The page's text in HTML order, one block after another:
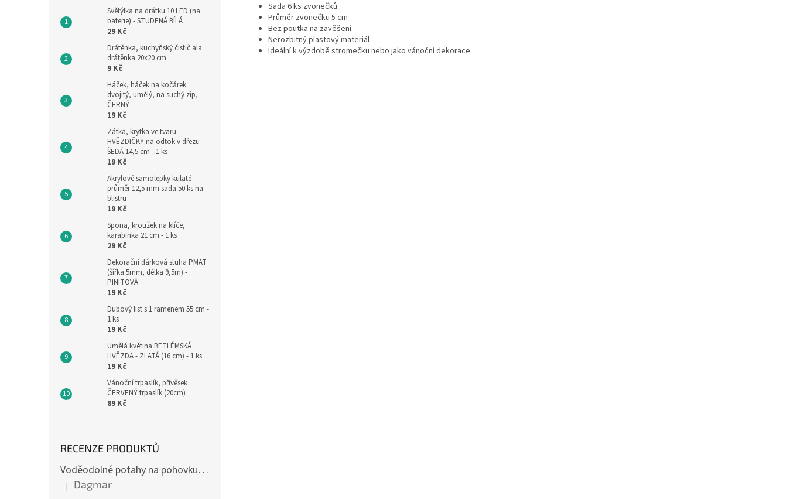
Světýlka na drátku 10 LED (na
baterie) - STUDENÁ BÍLÁ
29 Kč
Drátěnka, kuchyňský čistič ala
drátěnka 20x20 cm
9 Kč
Háček, háček na kočárek
dvojitý, umělý, na suchý zip,
ČERNÝ
19 Kč
Zátka, krytka ve tvaru
HVĚZDIČKY na odtok v dřezu
ŠEDÁ 14,5 cm - 1 ks
19 Kč
Akrylové samolepky kulaté
průměr 12,5 mm sada 50 ks na
blistru
19 Kč
Spona, kroužek na klíče,
karabinka 21 cm - 1 ks
29 Kč
Dekorační dárková stuha PMAT
(šířka 5mm, délka 9,5m) -
PINITOVÁ
19 Kč
Dubový list s 1 ramenem 55 cm -
1 ks
19 Kč
Umělá květina BETLÉMSKÁ
HVĚZDA - ZLATÁ (16 cm) - 1 ks
19 Kč
Vánoční trpaslík, přívěsek
ČERVENÝ trpaslík (20cm)
89 Kč
RECENZE PRODUKTŮ
Voděodolné potahy na pohovku se vzorem
Hodnocení produktu je 4 z 5 hvězdiček.
| Dagmar
Sada 6 ks zvonečků
Průměr zvonečku 5 cm
Bez poutka na zavěšení
Nerozbitný plastový materiál
Ideální k výzdobě stromečku nebo jako vánoční dekorace